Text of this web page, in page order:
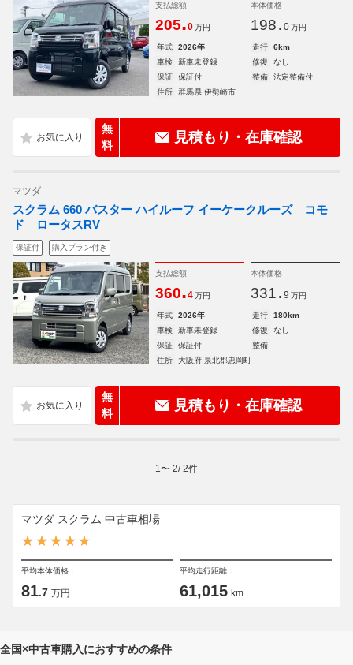
支払総額
205.0 万円
本体価格
198. 0 万円
年式 2026年 走行
6km
車検
新車未登録 修復
なし
保証
保証付 整備
法定整備付
住所
群馬県 伊勢崎市
無
料
見積もり・在庫確認
マツダ
スクラム 660 バスター ハイルーフ イーケークルーズ コモ
ド ロータスRV
保証付 購入プラン付き
支払総額
360.4 万円
本体価格
331. 9 万円
年式 2026年 走行
180km
車検
新車未登録 修復
なし
保証
保証付 整備
-
住所
大阪府 泉北郡忠岡町
無
料
見積もり・在庫確認
1 〜 2/2件
マツダ スクラム 中古車相場
平均本体価格：
81.7 万円
平均走行距離：
61,015 km
全国×中古車購入におすすめの条件